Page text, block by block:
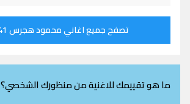
تصفح جميع اغاني محمود هجرس 41 اغنية
ما هو تقييمك للاغنية من منظورك الشخصي؟